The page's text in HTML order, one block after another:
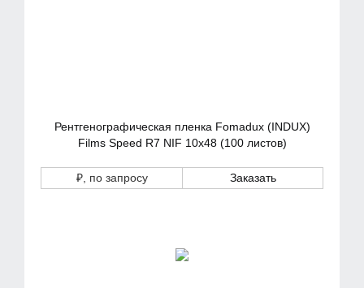
Рентгенографическая пленка Fomadux (INDUX)
Films Speed R7 NIF 10х48 (100 листов)
₽, по запросу Заказать